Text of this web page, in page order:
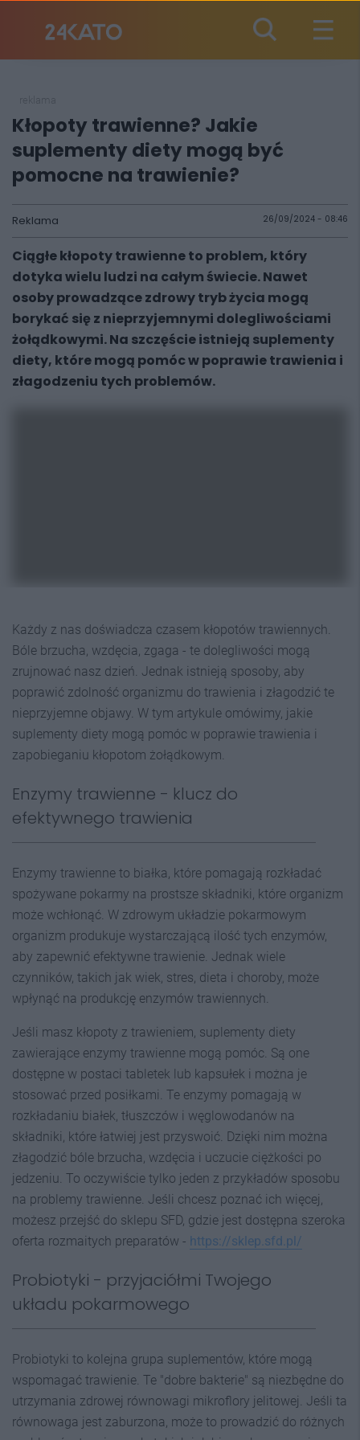
Kłopoty trawienne? Jakie
suplementy diety mogą być
pomocne na trawienie?
Reklama 26/09/2024 - 08:46
Ciągłe kłopoty trawienne to problem, który
dotyka wielu ludzi na całym świecie. Nawet
osoby prowadzące zdrowy tryb życia mogą
borykać się z nieprzyjemnymi dolegliwościami
żołądkowymi. Na szczęście istnieją suplementy
diety, które mogą pomóc w poprawie trawienia i
złagodzeniu tych problemów.
Każdy z nas doświadcza czasem kłopotów trawiennych.
Bóle brzucha, wzdęcia, zgaga - te dolegliwości mogą
zrujnować nasz dzień. Jednak istnieją sposoby, aby
poprawić zdolność organizmu do trawienia i złagodzić te
nieprzyjemne objawy. W tym artykule omówimy, jakie
suplementy diety mogą pomóc w poprawie trawienia i
zapobieganiu kłopotom żołądkowym.
Enzymy trawienne - klucz do
efektywnego trawienia
Enzymy trawienne to białka, które pomagają rozkładać
spożywane pokarmy na prostsze składniki, które organizm
może wchłonąć. W zdrowym układzie pokarmowym
organizm produkuje wystarczającą ilość tych enzymów,
aby zapewnić efektywne trawienie. Jednak wiele
czynników, takich jak wiek, stres, dieta i choroby, może
wpłynąć na produkcję enzymów trawiennych.
Jeśli masz kłopoty z trawieniem, suplementy diety
zawierające enzymy trawienne mogą pomóc. Są one
dostępne w postaci tabletek lub kapsułek i można je
stosować przed posiłkami. Te enzymy pomagają w
rozkładaniu białek, tłuszczów i węglowodanów na
składniki, które łatwiej jest przyswoić. Dzięki nim można
złagodzić bóle brzucha, wzdęcia i uczucie ciężkości po
jedzeniu. To oczywiście tylko jeden z przykładów sposobu
na problemy trawienne. Jeśli chcesz poznać ich więcej,
możesz przejść do sklepu SFD, gdzie jest dostępna szeroka
oferta rozmaitych preparatów - https://sklep.sfd.pl/
Probiotyki - przyjaciółmi Twojego
układu pokarmowego
Probiotyki to kolejna grupa suplementów, które mogą
wspomagać trawienie. Te "dobre bakterie" są niezbędne do
utrzymania zdrowej równowagi mikroflory jelitowej. Jeśli ta
równowaga jest zaburzona, może to prowadzić do różnych